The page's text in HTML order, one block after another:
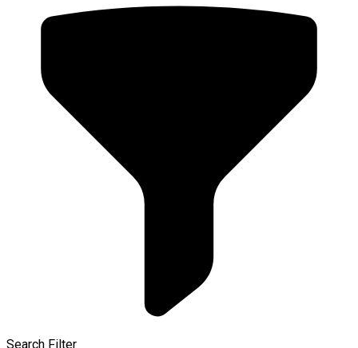
Search Filter